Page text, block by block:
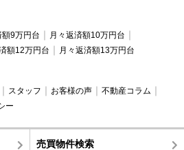
額9万円台
月々返済額10万円台
額12万円台 月々返済額13万円台
スタッフ お客様の声
不動産コラム
ー
売買物件検索